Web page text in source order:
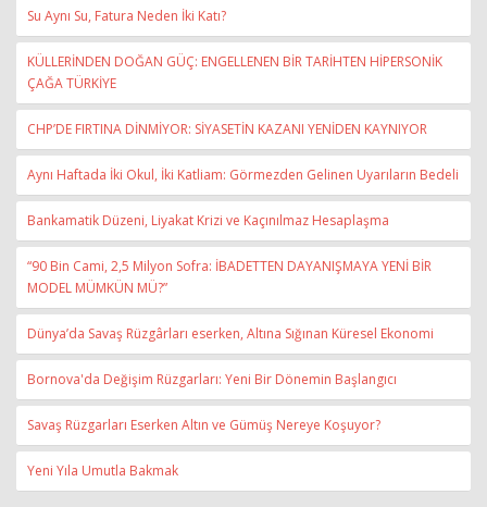
Su Aynı Su, Fatura Neden İki Katı?
KÜLLERİNDEN DOĞAN GÜÇ: ENGELLENEN BİR TARİHTEN HİPERSONİK
ÇAĞA TÜRKİYE
CHP’DE FIRTINA DİNMİYOR: SİYASETİN KAZANI YENİDEN KAYNIYOR
Aynı Haftada İki Okul, İki Katliam: Görmezden Gelinen Uyarıların Bedeli
Bankamatik Düzeni, Liyakat Krizi ve Kaçınılmaz Hesaplaşma
“90 Bin Cami, 2,5 Milyon Sofra: İBADETTEN DAYANIŞMAYA YENİ BİR
MODEL MÜMKÜN MÜ?”
Dünya’da Savaş Rüzgârları eserken, Altına Sığınan Küresel Ekonomi
Bornova'da Değişim Rüzgarları: Yeni Bir Dönemin Başlangıcı
Savaş Rüzgarları Eserken Altın ve Gümüş Nereye Koşuyor?
Yeni Yıla Umutla Bakmak